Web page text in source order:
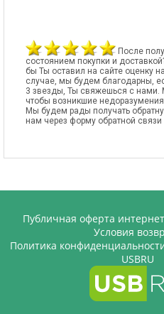
После
состоянием покупки и
бы Ты оставил на сайте оценку
случае, мы будем благодарны,
3 звезды, Ты свяжешься с
чтобы возникшие
Мы будем рады получать
нам через форму обратной
Публичная оферта
Условия
Политика
USBRU